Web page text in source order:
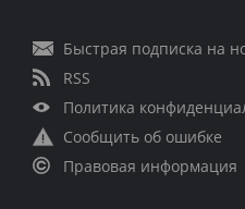
Быстрая подписка на
RSS
Политика
Сообщить об ошибке
Правовая информация